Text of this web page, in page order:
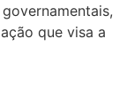
que visa a